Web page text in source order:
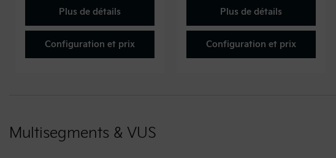
Plus de détails
Configuration et prix
Plus de détails
Configuration et prix
Multisegments & VUS